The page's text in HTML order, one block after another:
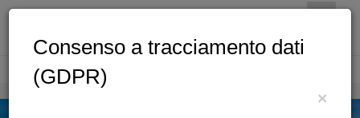
Cerca
Consenso a tracciamento dati
(GDPR)
×